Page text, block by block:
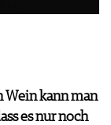
Wein kann man
es nur noch